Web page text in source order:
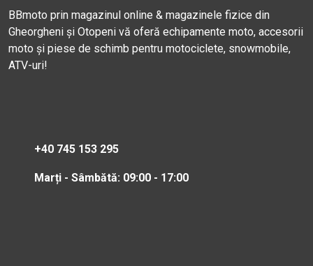
BBmoto prin magazinul online & magazinele fizice din
Gheorgheni și Otopeni vă oferă echipamente moto, accesorii
moto și piese de schimb pentru motociclete, snowmobile,
ATV-uri!
+40 745 153 295
Marți - Sâmbătă: 09:00 - 17:00